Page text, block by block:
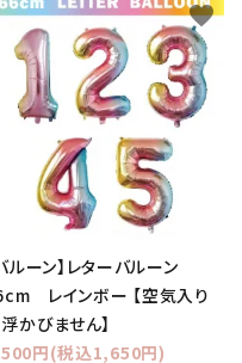
ルーン】レターバルーン
レインボー 【空気入り
かびません】
円(税込1,650円)
favorite